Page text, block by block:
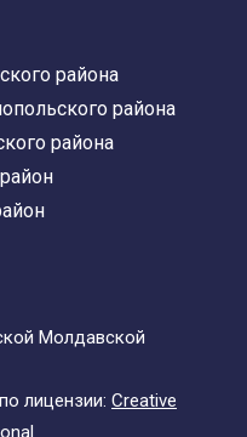
района
района
района
Молдавской
лицензии: Creative